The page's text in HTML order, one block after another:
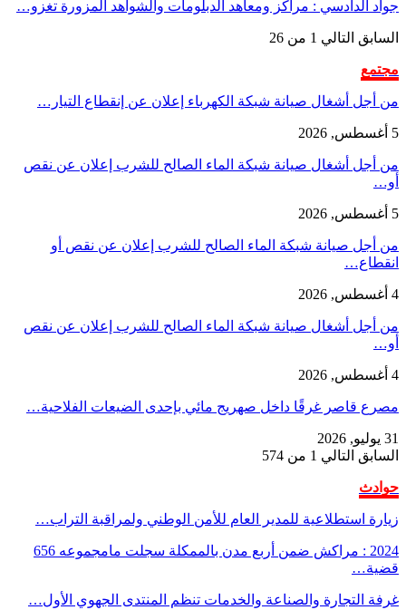
جواد الدادسي : مراكز ومعاهد الدبلومات والشواهد المزورة تغزو…
السابق التالي 1 من 26
مجتمع
من أجل أشغال صيانة شبكة الكهرباء إعلان عن إنقطاع التيار…
5 أغسطس, 2026
من أجل أشغال صيانة شبكة الماء الصالح للشرب إعلان عن نقص
أو…
5 أغسطس, 2026
من أجل صيانة شبكة الماء الصالح للشرب إعلان عن نقص أو
انقطاع…
4 أغسطس, 2026
من أجل أشغال صيانة شبكة الماء الصالح للشرب إعلان عن نقص
أو…
4 أغسطس, 2026
مصرع قاصر غرقًا داخل صهريج مائي بإحدى الضيعات الفلاحية…
31 يوليو, 2026
السابق التالي 1 من 574
حوادث
زيارة استطلاعية للمدير العام للأمن الوطني ولمراقبة التراب…
2024 : مراكش ضمن أربع مدن بالممكلة سجلت مامجموعه 656
قضية…
غرفة التجارة والصناعة والخدمات تنظم المنتدى الجهوي الأول…